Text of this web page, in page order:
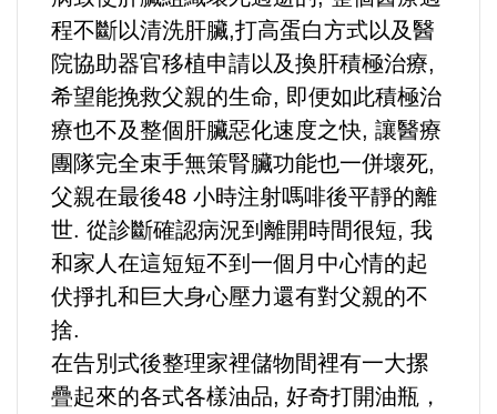
國安/國防/外交
自然/地理/景觀/地球
都市發展與都市建設
財務金融/稅制改革
選舉/民調
程不斷以清洗肝臟,打高蛋白方式以及醫
院協助器官移植申請以及換肝積極治療,
希望能挽救父親的生命, 即便如此積極治
療也不及整個肝臟惡化速度之快, 讓醫療
團隊完全束手無策腎臟功能也一併壞死,
父親在最後48 小時注射嗎啡後平靜的離
世. 從診斷確認病況到離開時間很短, 我
和家人在這短短不到一個月中心情的起
伏掙扎和巨大身心壓力還有對父親的不
捨.
在告別式後整理家裡儲物間裡有一大摞
疊起來的各式各樣油品, 好奇打開油瓶，